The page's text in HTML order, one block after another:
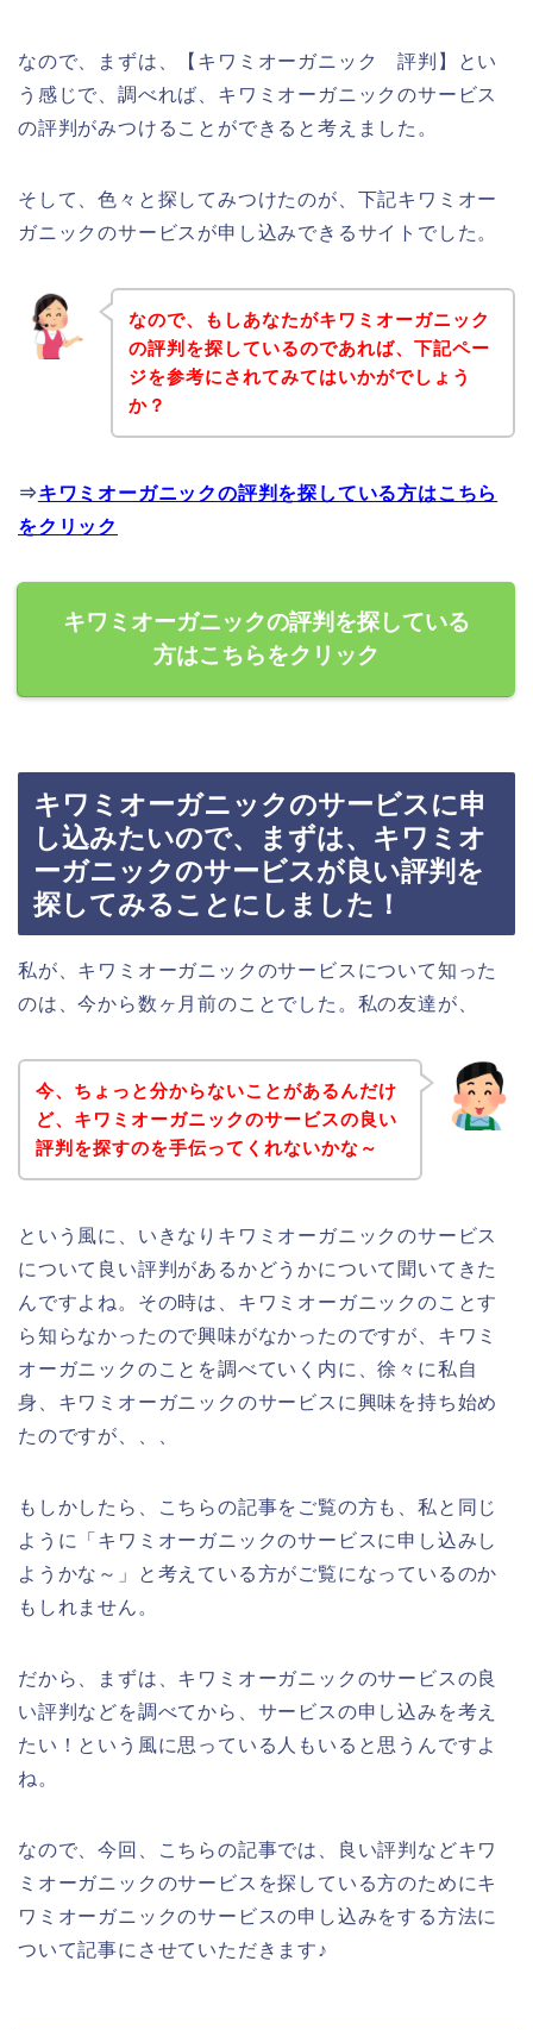
なので、まずは、【キワミオーガニック 評判】とい
う感じで、調べれば、キワミオーガニックのサービス
の評判がみつけることができると考えました。
そして、色々と探してみつけたのが、下記キワミオー
ガニックのサービスが申し込みできるサイトでした。
なので、もしあなたがキワミオーガニック
の評判を探しているのであれば、下記ペー
ジを参考にされてみてはいかがでしょう
か？
⇒キワミオーガニックの評判を探している方はこちら
をクリック
キワミオーガニックの評判を探している
方はこちらをクリック
キワミオーガニックのサービスに申
し込みたいので、まずは、キワミオ
ーガニックのサービスが良い評判を
探してみることにしました！
私が、キワミオーガニックのサービスについて知った
のは、今から数ヶ月前のことでした。私の友達が、
今、ちょっと分からないことがあるんだけ
ど、キワミオーガニックのサービスの良い
評判を探すのを手伝ってくれないかな～
という風に、いきなりキワミオーガニックのサービス
について良い評判があるかどうかについて聞いてきた
んですよね。その時は、キワミオーガニックのことす
ら知らなかったので興味がなかったのですが、キワミ
オーガニックのことを調べていく内に、徐々に私自
身、キワミオーガニックのサービスに興味を持ち始め
たのですが、、、
もしかしたら、こちらの記事をご覧の方も、私と同じ
ように「キワミオーガニックのサービスに申し込みし
ようかな～」と考えている方がご覧になっているのか
もしれません。
だから、まずは、キワミオーガニックのサービスの良
い評判などを調べてから、サービスの申し込みを考え
たい！という風に思っている人もいると思うんですよ
ね。
なので、今回、こちらの記事では、良い評判などキワ
ミオーガニックのサービスを探している方のためにキ
ワミオーガニックのサービスの申し込みをする方法に
ついて記事にさせていただきます♪